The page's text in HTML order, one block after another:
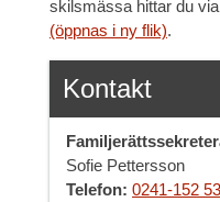
skilsmässa hittar du via
(öppnas i ny flik).
Kontakt
Sofie Pettersson
Telefon:0241-152 53